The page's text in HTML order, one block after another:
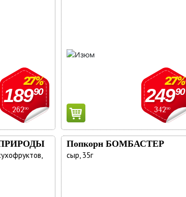
26290
27%
18990
34290
27%
24990
ПРИРОДЫ
Попкорн БОМБАСТЕР
сыр, 35г